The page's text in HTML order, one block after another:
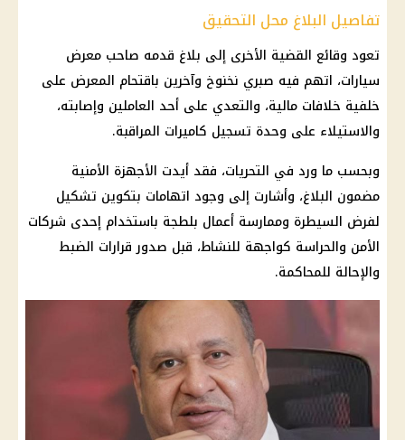
تفاصيل البلاغ محل التحقيق
تعود وقائع القضية الأخرى إلى بلاغ قدمه صاحب معرض
سيارات، اتهم فيه صبري نخنوخ وآخرين باقتحام المعرض على
خلفية خلافات مالية، والتعدي على أحد العاملين وإصابته،
والاستيلاء على وحدة تسجيل كاميرات المراقبة.
وبحسب ما ورد في التحريات، فقد أيدت الأجهزة الأمنية
مضمون البلاغ، وأشارت إلى وجود اتهامات بتكوين تشكيل
لفرض السيطرة وممارسة أعمال بلطجة باستخدام إحدى شركات
الأمن والحراسة كواجهة للنشاط، قبل صدور قرارات الضبط
والإحالة للمحاكمة.